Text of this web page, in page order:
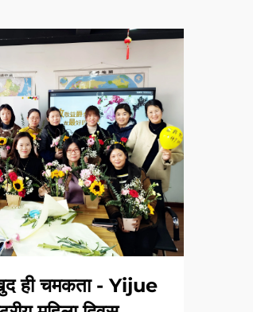
ही चमकता - Yijue